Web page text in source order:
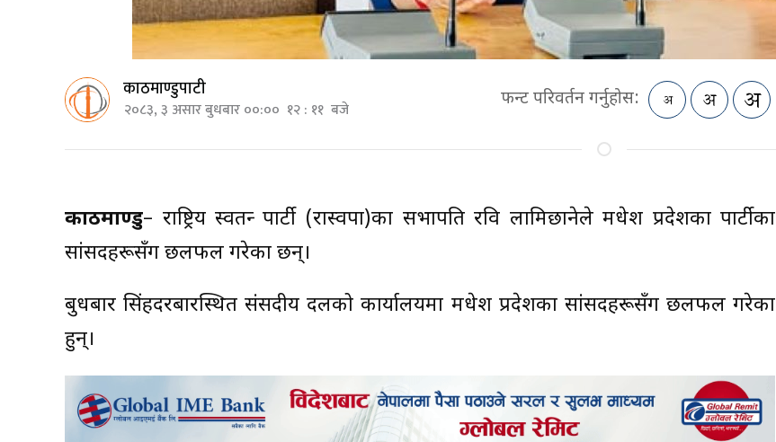
काठमाण्डुपाटी
२०८३, ३ असार बुधबार ००:०० १२ : ११ बजे फन्ट परिवर्तन गर्नुहोस:
काठमाण्डु– राष्ट्रिय स्वतन्त्र पार्टी (रास्वपा)का सभापति रवि लामिछानेले मधेश प्रदेशका पार्टीका
सांसदहरूसँग छलफल गरेका छन्।
बुधबार सिंहदरबारस्थित संसदीय दलको कार्यालयमा मधेश प्रदेशका सांसदहरूसँग छलफल गरेका
हुन्।